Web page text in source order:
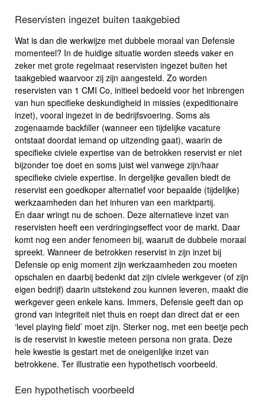
Reservisten ingezet buiten taakgebied
Wat is dan die werkwijze met dubbele moraal van Defensie
momenteel? In de huidige situatie worden steeds vaker en
zeker met grote regelmaat reservisten ingezet buiten het
taakgebied waarvoor zij zijn aangesteld. Zo worden
reservisten van 1 CMI Co, initieel bedoeld voor het inbrengen
van hun specifieke deskundigheid in missies (expeditionaire
inzet), vooral ingezet in de bedrijfsvoering. Soms als
zogenaamde backfiller (wanneer een tijdelijke vacature
ontstaat doordat iemand op uitzending gaat), waarin de
specifieke civiele expertise van de betrokken reservist er niet
bijzonder toe doet en soms juist wel vanwege zijn/haar
specifieke civiele expertise. In dergelijke gevallen biedt de
reservist een goedkoper alternatief voor bepaalde (tijdelijke)
werkzaamheden dan het inhuren van een marktpartij.
En daar wringt nu de schoen. Deze alternatieve inzet van
reservisten heeft een verdringingseffect voor de markt. Daar
komt nog een ander fenomeen bij, waaruit de dubbele moraal
spreekt. Wanneer de betrokken reservist in zijn inzet bij
Defensie op enig moment zijn werkzaamheden zou moeten
opschalen en daarbij bedenkt dat zijn civiele werkgever (of zijn
eigen bedrijf) daarin uitstekend zou kunnen leveren, maakt die
werkgever geen enkele kans. Immers, Defensie geeft dan op
grond van integriteit niet thuis en roept dan direct dat er een
‘level playing field’ moet zijn. Sterker nog, met een beetje pech
is de reservist in kwestie meteen persona non grata. Deze
hele kwestie is gestart met de oneigenlijke inzet van
betrokkene. Ter illustratie een hypothetisch voorbeeld.
Een hypothetisch voorbeeld